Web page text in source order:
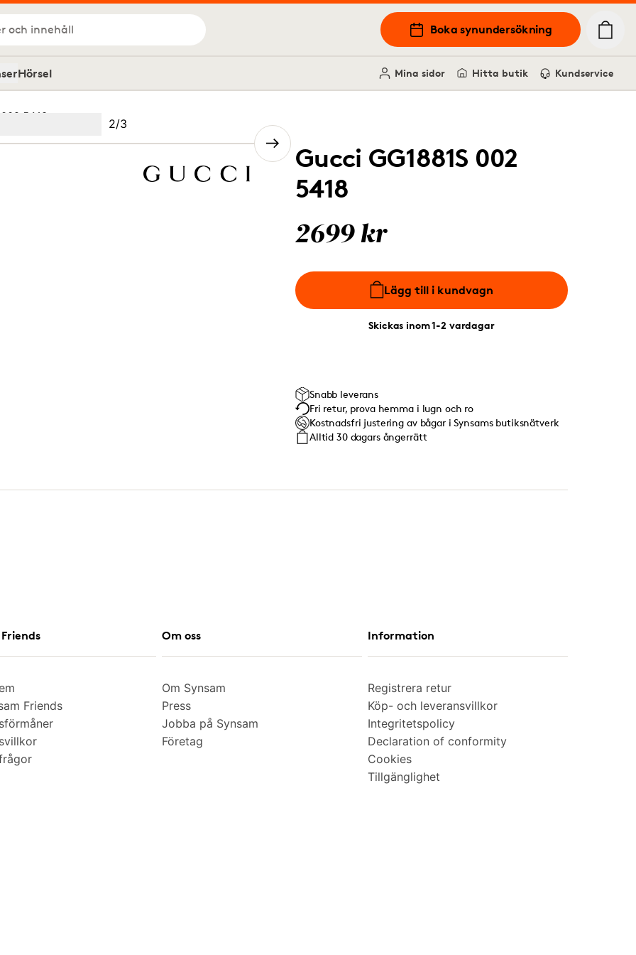
och innehåll Boka synundersökning
Hörsel Mina sidor Hitta butik Kundservice
5418
Gucci GG1881S 002
5418
2699 kr
Lägg till i kundvagn
Skickas inom 1-2 vardagar
Snabb leverans
Fri retur, prova hemma i lugn och ro
Kostnadsfri justering av bågar i Synsams butiksnätverk
Alltid 30 dagars ångerrätt
Bild
2/3
3
Friends
Om oss
Om Synsam
Press
Jobba på Synsam
Företag
Information
Registrera retur
Köp- och leveransvillkor
Integritetspolicy
Declaration of conformity
Cookies
Tillgänglighet